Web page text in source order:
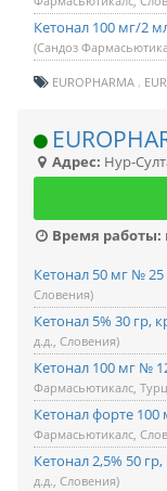
Кетонал 100 мг/2
(Сандоз
EUROPHARMA
Адрес: Нур-
Время работы:
Кетонал 50 мг № 25
Словения)
Кетонал 5% 30 гр,
д.д., Словения)
Кетонал 100 мг №
Фармасьютикалс,
Кетонал форте 100
Фармасьютикалс,
Кетонал 2,5% 50 гр,
д.д., Словения)